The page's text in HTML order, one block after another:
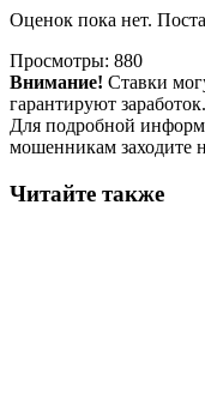
Оценок пока нет.
Просмотры: 880
Внимание! Ставки
гарантируют заработок.
Для подробной
мошенникам заходите
Читайте также